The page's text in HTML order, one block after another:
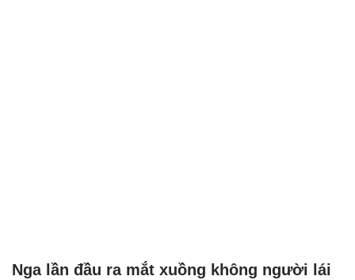
Nga lần đầu ra mắt xuồng không người lái